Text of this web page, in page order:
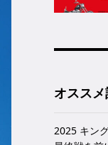
オスス
2025 キン